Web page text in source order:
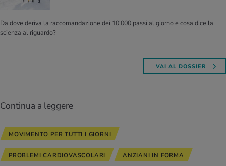
Da dove deriva la raccomandazione dei 10'000 passi al giorno e cosa dice la
scienza al riguardo?
VAI AL DOSSIER
Continua a leggere
MOVIMENTO PER TUTTI I GIORNI
PROBLEMI CARDIOVASCOLARI ANZIANI IN FORMA